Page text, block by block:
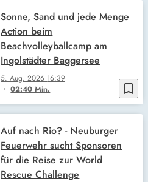
bookmark_border
5. Aug. 2026 16:39
02:40 Min.
Sonne, Sand und jede Menge
Action beim
Beachvolleyballcamp am
Ingolstädter Baggersee
Auf nach Rio? - Neuburger
Feuerwehr sucht Sponsoren
für die Reise zur World
Rescue Challenge